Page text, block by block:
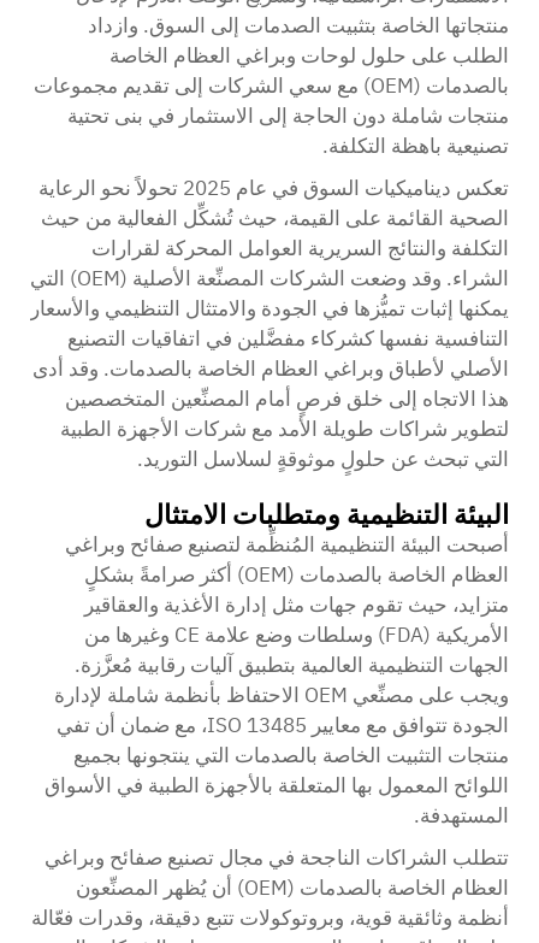
منتجاتها الخاصة بتثبيت الصدمات إلى السوق. وازداد
الطلب على حلول لوحات وبراغي العظام الخاصة
بالصدمات (OEM) مع سعي الشركات إلى تقديم مجموعات
منتجات شاملة دون الحاجة إلى الاستثمار في بنى تحتية
تصنيعية باهظة التكلفة.
تعكس ديناميكيات السوق في عام 2025 تحولاً نحو الرعاية
الصحية القائمة على القيمة، حيث تُشكِّل الفعالية من حيث
التكلفة والنتائج السريرية العوامل المحركة لقرارات
الشراء. وقد وضعت الشركات المصنِّعة الأصلية (OEM) التي
يمكنها إثبات تميُّزها في الجودة والامتثال التنظيمي والأسعار
التنافسية نفسها كشركاء مفضَّلين في اتفاقيات التصنيع
الأصلي لأطباق وبراغي العظام الخاصة بالصدمات. وقد أدى
هذا الاتجاه إلى خلق فرصٍ أمام المصنِّعين المتخصصين
لتطوير شراكات طويلة الأمد مع شركات الأجهزة الطبية
التي تبحث عن حلولٍ موثوقةٍ لسلاسل التوريد.
البيئة التنظيمية ومتطلبات الامتثال
أصبحت البيئة التنظيمية المُنظِّمة لتصنيع صفائح وبراغي
العظام الخاصة بالصدمات (OEM) أكثر صرامةً بشكلٍ
متزايد، حيث تقوم جهات مثل إدارة الأغذية والعقاقير
الأمريكية (FDA) وسلطات وضع علامة CE وغيرها من
الجهات التنظيمية العالمية بتطبيق آليات رقابية مُعزَّزة.
ويجب على مصنِّعي OEM الاحتفاظ بأنظمة شاملة لإدارة
الجودة تتوافق مع معايير ISO 13485، مع ضمان أن تفي
منتجات التثبيت الخاصة بالصدمات التي ينتجونها بجميع
اللوائح المعمول بها المتعلقة بالأجهزة الطبية في الأسواق
المستهدفة.
تتطلب الشراكات الناجحة في مجال تصنيع صفائح وبراغي
العظام الخاصة بالصدمات (OEM) أن يُظهر المصنِّعون
أنظمة وثائقية قوية، وبروتوكولات تتبع دقيقة، وقدرات فعّالة